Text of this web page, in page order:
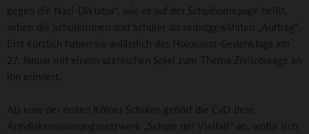
gegen die Nazi-Diktatur“, wie es auf der Schulhomepage heißt,
sehen die Schülerinnen und Schüler als selbstgewählten „Auftrag“.
Erst kürzlich haben sie anlässlich des Holocaust-Gedenktags am
27. Januar mit einem szenischen Spiel zum Thema Zivilcourage an
ihn erinnert.
Als eine der ersten Kölner Schulen gehört die CvO dem
Antidiskriminierungsnetzwerk „Schule der Vielfalt“ an, wofür sich